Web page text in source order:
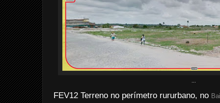
FEV12 Terreno no perímetro rururbano, no